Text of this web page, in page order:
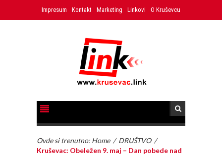
Impresum Kontakt Marketing Linkovi O Kruševcu
Ovde si trenutno: Home / DRUŠTVO /
Kruševac: Obeležen 9. maj – Dan pobede nad